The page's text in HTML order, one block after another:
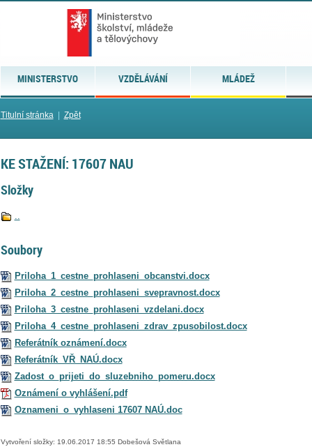
MINISTERSTVO VZDĚLÁVÁNÍ MLÁDEŽ
Titulní stránka| Zpět
KE STAŽENÍ: 17607 NAU
Složky
..
Soubory
Priloha_1_cestne_prohlaseni_obcanstvi.docx
Priloha_2_cestne_prohlaseni_svepravnost.docx
Priloha_3_cestne_prohlaseni_vzdelani.docx
Priloha_4_cestne_prohlaseni_zdrav_zpusobilost.docx
Referátník oznámení.docx
Referátník_VŘ_NAÚ.docx
Zadost_o_prijeti_do_sluzebniho_pomeru.docx
Oznámení o vyhlášení.pdf
Oznameni_o_vyhlaseni 17607 NAÚ.doc
Vytvoření složky: 19.06.2017 18:55 Dobešová Světlana